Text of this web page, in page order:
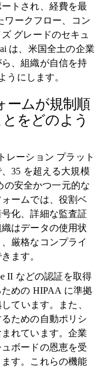
トされ、経費を最
ワークフロー、コン
グレードのセキュ
は、米国全土の企業
、組織が自信を持
うにします。
ームが規制順
をどのよう
レーション プラット
35 を超える大規模
の安全かつ一元的な
ームでは、役割ベ
化、詳細な監査証
はデータの使用状
厳格なコンプライ
ます。
II などの認証を取得
めの HIPAA に準拠
ています。また、
ための自動ポリシ
れています。企業
ボードの恩恵を受
す。これらの機能